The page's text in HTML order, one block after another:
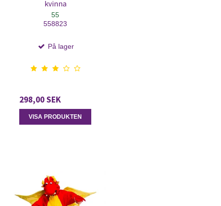
kvinna
55
558823
På lager
298,00 SEK
VISA PRODUKTEN